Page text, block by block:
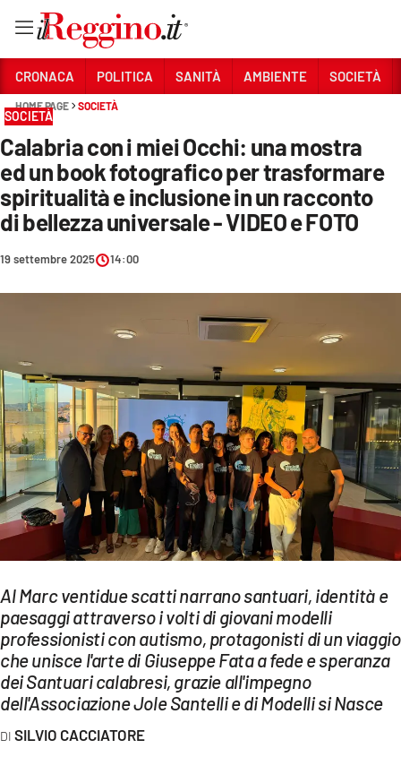
Sezioni
CRONACA
POLITICA
SANITÀ
AMBIENTE
ECONOMIA E LAVORO
EVENTI
SPORT
Streaming
LAC TV
LAC ONAIR
LaC
Network
CRONACA POLITICA SANITÀ AMBIENTE SOCIETÀ
HOME PAGE SOCIETÀ
SOCIETÀ
Calabria con i miei Occhi: una mostra
ed un book fotografico per trasformare
spiritualità e inclusione in un racconto
di bellezza universale - VIDEO e FOTO
19 settembre 2025 14:00
Al Marc ventidue scatti narrano santuari, identità e
paesaggi attraverso i volti di giovani modelli
professionisti con autismo, protagonisti di un viaggio
che unisce l'arte di Giuseppe Fata a fede e speranza
dei Santuari calabresi, grazie all'impegno
dell'Associazione Jole Santelli e di Modelli si Nasce
SILVIO CACCIATORE